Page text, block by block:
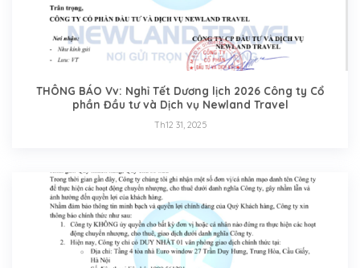
THÔNG BÁO Vv: Nghỉ Tết Dương lịch 2026 Công ty Cổ
phần Đầu tư và Dịch vụ Newland Travel
Th12 31, 2025